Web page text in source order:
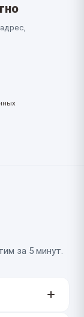
за 5 минут.